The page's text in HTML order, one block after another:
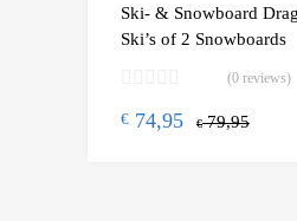
Ski- & Snowboard
Ski’s of 2 Snowboards
(0 reviews)
€79,95
€ 74,95